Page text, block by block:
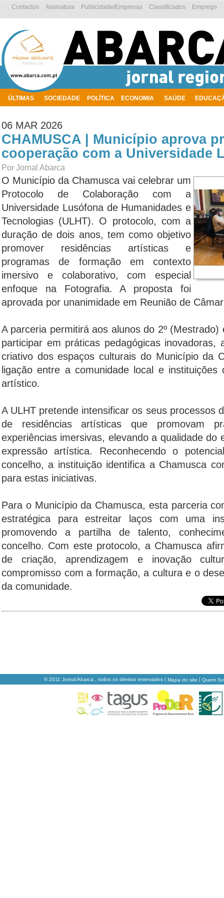
ÚLTIMAS SOCIEDADE POLÍTICA ECONOMIA SAÚDE
Emprego
Classificados
Publicidade/Empresas
Assinatura
Contactos
06 MAR 2026
CHAMUSCA | Município aprova
cooperação com a Universidade
Por Jornal Abarca
O Município da Chamusca vai celebrar um
Protocolo de Colaboração com a
Universidade Lusófona de Humanidades e
Tecnologias (ULHT). O protocolo, com a
duração de dois anos, tem como objetivo
promover residências artísticas e
programas de formação em contexto
imersivo e colaborativo, com especial
enfoque na Fotografia. A proposta foi
aprovada por unanimidade em Reunião de
A parceria permitirá aos alunos do 2º (Mestrado)
participar em práticas pedagógicas inovadoras,
criativo dos espaços culturais do Município da
ligação entre a comunidade local e
artístico.
A ULHT pretende intensificar os seus processos
de residências artísticas que promovam
experiências imersivas, elevando a qualidade do
expressão artística. Reconhecendo o
concelho, a instituição identifica a Chamusca
para estas iniciativas.
Para o Município da Chamusca, esta parceria
estratégica para estreitar laços com uma
promovendo a partilha de talento,
concelho. Com este protocolo, a Chamusca
de criação, aprendizagem e inovação
compromisso com a formação, a cultura e o
da comunidade.
© 2011 Jornal Abarca , todos os direitos reservados | Mapa do site | Quem